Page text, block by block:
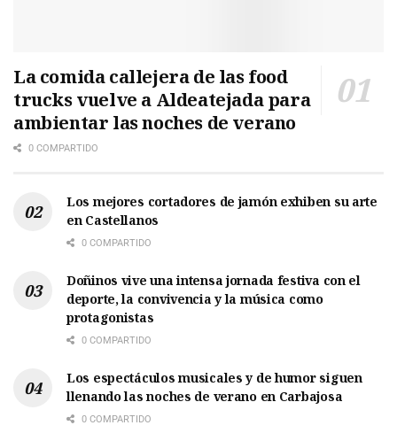
La comida callejera de las food
trucks vuelve a Aldeatejada para
ambientar las noches de verano
0 COMPARTIDO
Los mejores cortadores de jamón exhiben su arte
en Castellanos
0 COMPARTIDO
Doñinos vive una intensa jornada festiva con el
deporte, la convivencia y la música como
protagonistas
0 COMPARTIDO
Los espectáculos musicales y de humor siguen
llenando las noches de verano en Carbajosa
0 COMPARTIDO